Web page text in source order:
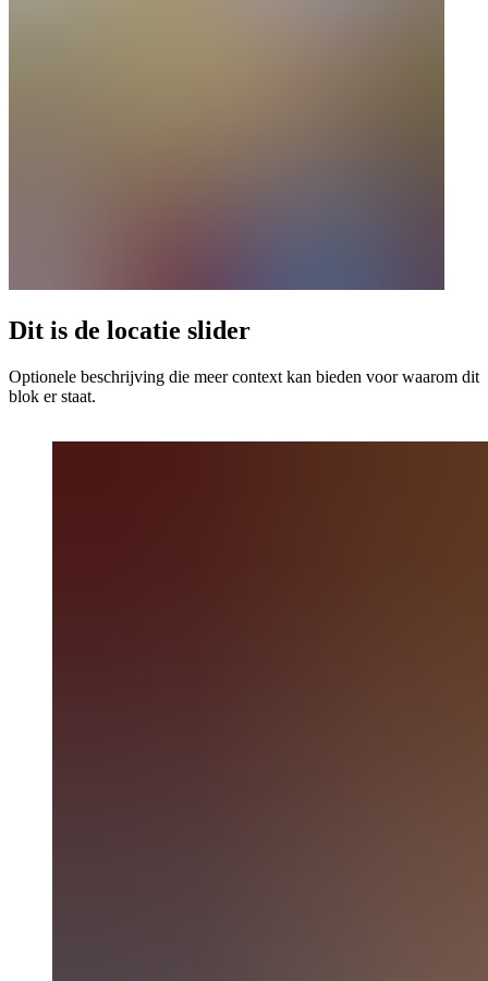
Dit is de locatie slider
Optionele beschrijving die meer context kan bieden voor waarom dit
blok er staat.